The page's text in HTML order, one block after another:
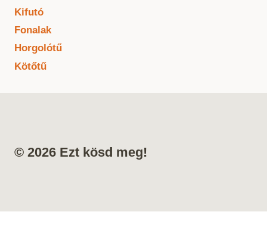
Kifutó
Fonalak
Horgolótű
Kötőtű
© 2026 Ezt kösd meg!